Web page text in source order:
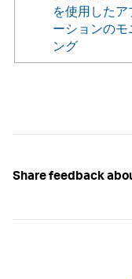
を使用したア
ーションのモ
ング
Share feedback